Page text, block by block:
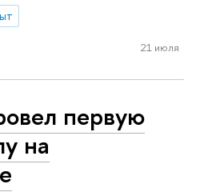
21 июля
первую
на